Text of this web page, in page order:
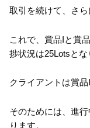
取引を続けて、さら
これで、賞品Iと賞
捗状況は25Lotsとな
クライアントは賞品
そのためには、進
ります。